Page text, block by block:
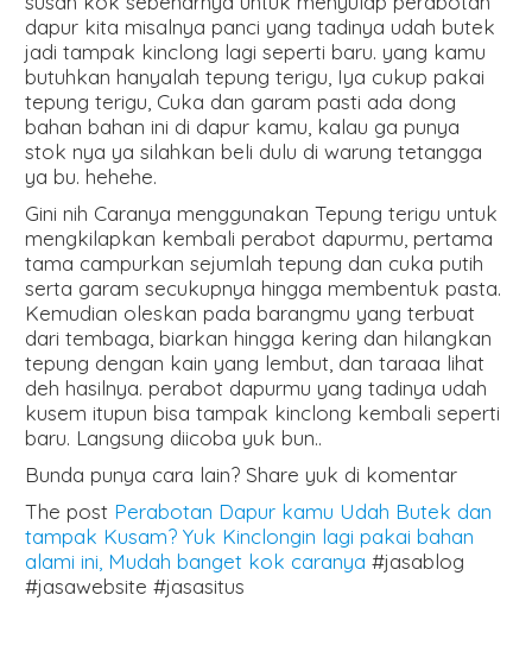
dapur kita misalnya panci yang tadinya udah butek
jadi tampak kinclong lagi seperti baru. yang kamu
butuhkan hanyalah tepung terigu, Iya cukup pakai
tepung terigu, Cuka dan garam pasti ada dong
bahan bahan ini di dapur kamu, kalau ga punya
stok nya ya silahkan beli dulu di warung tetangga
ya bu. hehehe.
Gini nih Caranya menggunakan Tepung terigu untuk
mengkilapkan kembali perabot dapurmu, pertama
tama campurkan sejumlah tepung dan cuka putih
serta garam secukupnya hingga membentuk pasta.
Kemudian oleskan pada barangmu yang terbuat
dari tembaga, biarkan hingga kering dan hilangkan
tepung dengan kain yang lembut, dan taraaa lihat
deh hasilnya. perabot dapurmu yang tadinya udah
kusem itupun bisa tampak kinclong kembali seperti
baru. Langsung diicoba yuk bun..
Bunda punya cara lain? Share yuk di komentar
The post Perabotan Dapur kamu Udah Butek dan
tampak Kusam? Yuk Kinclongin lagi pakai bahan
alami ini, Mudah banget kok caranya #jasablog
#jasawebsite #jasasitus